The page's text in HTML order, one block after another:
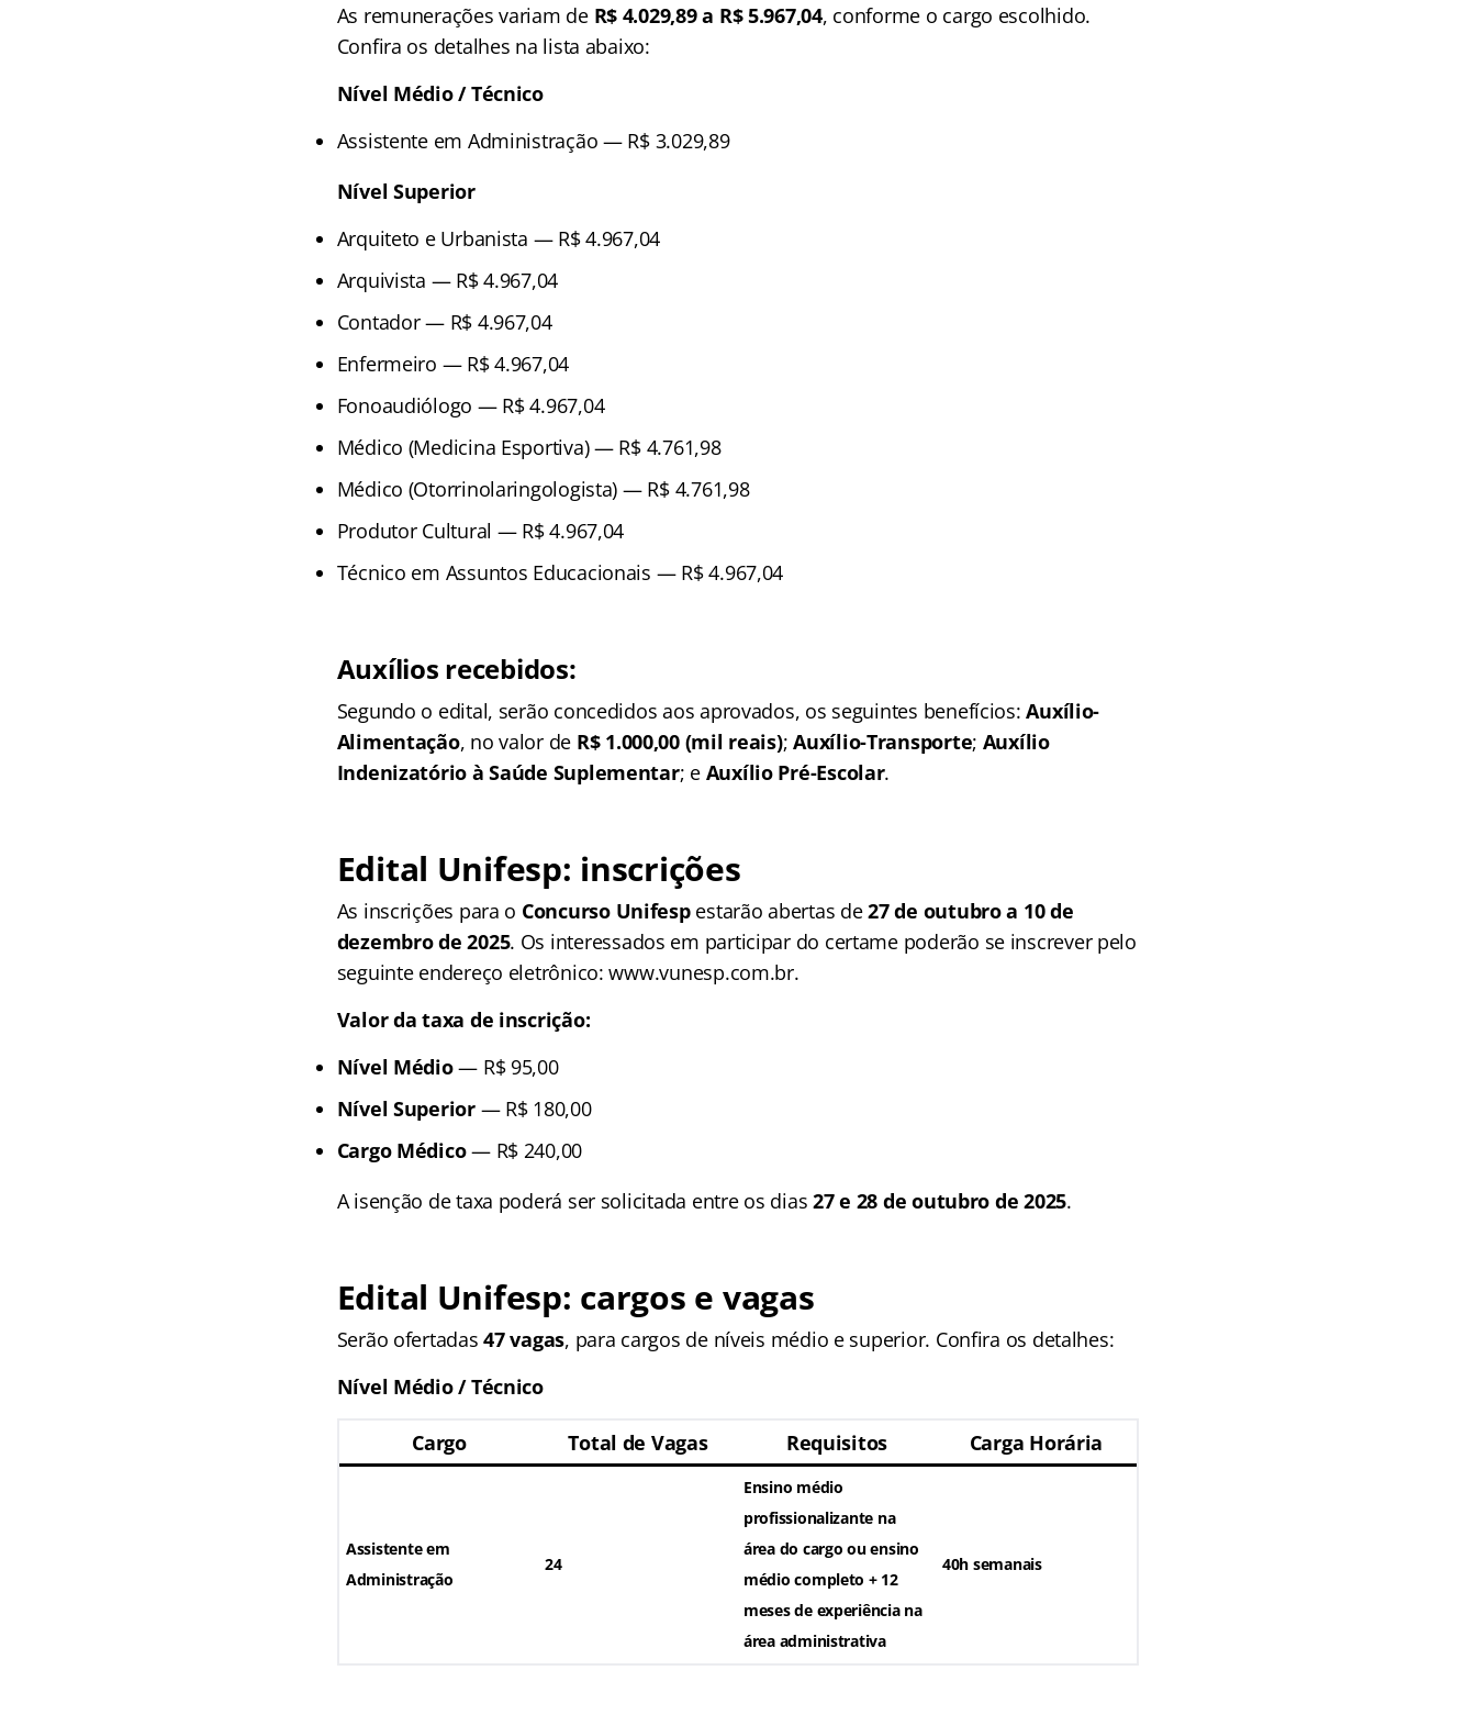
As remunerações variam de R$ 4.029,89 a R$ 5.967,04, conforme o cargo escolhido.
Confira os detalhes na lista abaixo:
Nível Médio / Técnico
Assistente em Administração — R$ 3.029,89
Nível Superior
Arquiteto e Urbanista — R$ 4.967,04
Arquivista — R$ 4.967,04
Contador — R$ 4.967,04
Enfermeiro — R$ 4.967,04
Fonoaudiólogo — R$ 4.967,04
Médico (Medicina Esportiva) — R$ 4.761,98
Médico (Otorrinolaringologista) — R$ 4.761,98
Produtor Cultural — R$ 4.967,04
Técnico em Assuntos Educacionais — R$ 4.967,04
Auxílios recebidos:
Segundo o edital, serão concedidos aos aprovados, os seguintes benefícios:Auxílio-
Alimentação, no valor de R$ 1.000,00 (mil reais);Auxílio-Transporte; Auxílio
Indenizatório à Saúde Suplementar; e Auxílio Pré-Escolar.
Edital Unifesp: inscrições
As inscrições para o Concurso Unifespestarão abertas de27 de outubro a 10 de
dezembro de 2025. Os interessados em participar do certame poderão se inscrever pelo
seguinte endereço eletrônico: www.vunesp.com.br.
Valor da taxa de inscrição:
Nível Médio— R$ 95,00
Nível Superior— R$ 180,00
Cargo Médico— R$ 240,00
A isenção de taxa poderá ser solicitada entre os dias27 e 28 de outubro de 2025.
Edital Unifesp: cargos e vagas
Serão ofertadas47 vagas, para cargos de níveis médio e superior. Confira os detalhes:
Nível Médio / Técnico
Cargo Total de Vagas Requisitos Carga Horária
Assistente em
Administração
24
Ensino médio
profissionalizante na
área do cargoouensino
médio completo + 12
meses de experiência na
área administrativa
40h semanais